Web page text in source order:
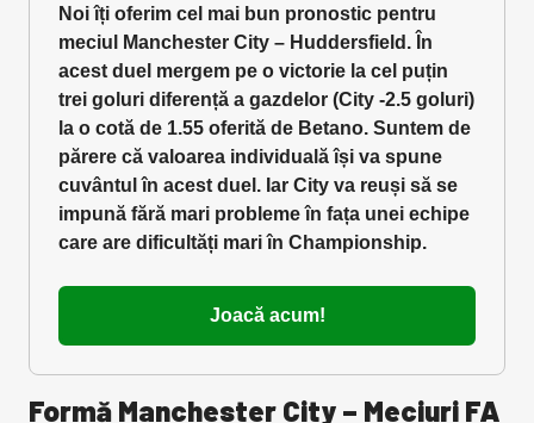
Noi îți oferim cel mai bun pronostic pentru
meciul Manchester City – Huddersfield. În
acest duel mergem pe o victorie la cel puțin
trei goluri diferență a gazdelor (City -2.5 goluri)
la o cotă de 1.55 oferită de Betano. Suntem de
părere că valoarea individuală își va spune
cuvântul în acest duel. Iar City va reuși să se
impună fără mari probleme în fața unei echipe
care are dificultăți mari în Championship.
Joacă acum!
Formă Manchester City – Meciuri FA